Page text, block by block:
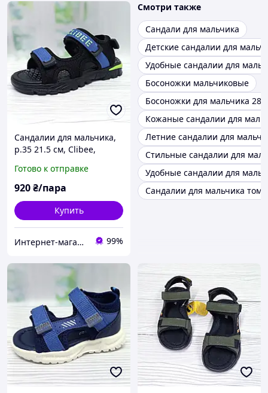
Сандалии для мальчика,
р.35 21.5 см, Clibee,
липучках
Готово к отправке
920₴/пара
Купить
Интернет-магазин "ELEGRANTIK" 99%
Смотри также
Сандали для мальчика
Детские сандалии для
Удобные сандалии для
Босоножки мальчиковые
Босоножки для мальчика 28
Кожаные сандалии для
Летние сандалии для
Стильные сандалии для
Удобные сандалии для
Сандалии для мальчика